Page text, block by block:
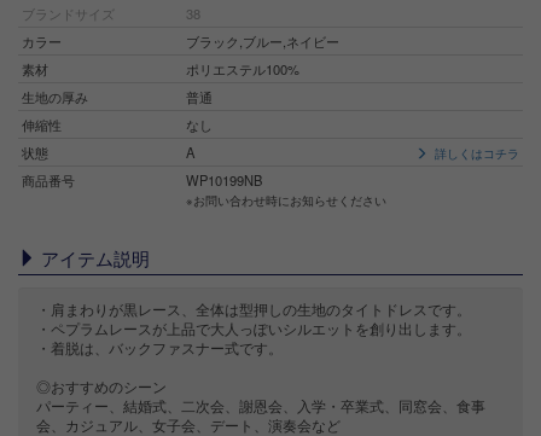
ブランドサイズ
38
カラー
ブラック,ブルー,ネイビー
素材
ポリエステル100%
生地の厚み
普通
伸縮性
なし
状態
A 詳しくはコチラ
商品番号 WP10199NB
※お問い合わせ時にお知らせください
アイテム説明
・肩まわりが黒レース、全体は型押しの生地のタイトドレスです。
・ペプラムレースが上品で大人っぽいシルエットを創り出します。
・着脱は、バックファスナー式です。
◎おすすめのシーン
パーティー、結婚式、二次会、謝恩会、入学・卒業式、同窓会、食事
会、カジュアル、女子会、デート、演奏会など